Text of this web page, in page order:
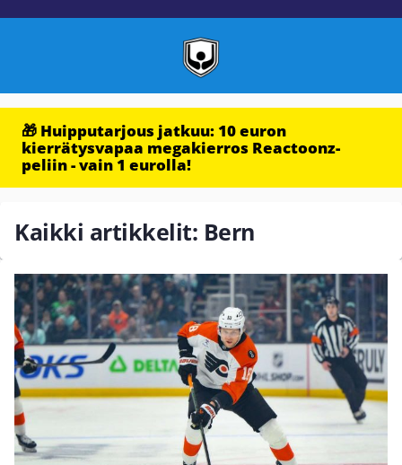
🎁 Huipputarjous jatkuu: 10 euron
kierrätysvapaa megakierros Reactoonz-
peliin - vain 1 eurolla!
Kaikki artikkelit: Bern